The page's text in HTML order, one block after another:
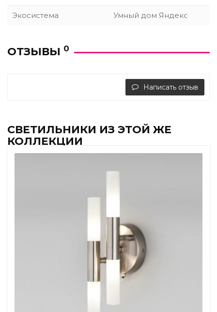
Экосистема Умный дом Яндекс
ОТЗЫВЫ 0
Написать отзыв
СВЕТИЛЬНИКИ ИЗ ЭТОЙ ЖЕ
КОЛЛЕКЦИИ